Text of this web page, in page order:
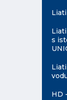
s
HD